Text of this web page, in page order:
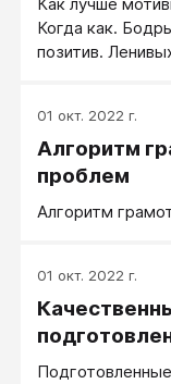
скажем так,
Когда как.
позитив.
01 окт. 2022 г.
Алгоритм
проблем
Алгоритм
01 окт. 2022 г.